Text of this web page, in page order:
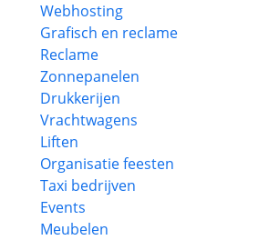
Webhosting
Grafisch en reclame
Reclame
Zonnepanelen
Drukkerijen
Vrachtwagens
Liften
Organisatie feesten
Taxi bedrijven
Events
Meubelen